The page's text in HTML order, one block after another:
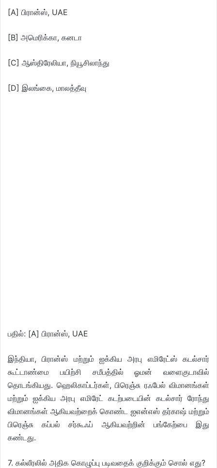
[A] பிரான்ஸ், UAE
[B] அமெரிக்கா, கனடா
[C] ஆஸ்திரேலியா, நியூசிலாந்து
[D] இலங்கை, மாலத்தீவு
பதில்: [A] பிரான்ஸ், UAE
இந்தியா, பிரான்ஸ் மற்றும் ஐக்கிய அரபு எமிரேட்ஸ் கடல்சார்
கூட்டாண்மை பயிற்சி சமீபத்தில் ஓமன் வளைகுடாவில்
தொடங்கியது. ஹெலிகாப்டர்கள், பிரெஞ்சு ரஃபேல் விமானங்கள்
மற்றும் ஐக்கிய அரபு எமிரேட் கடற்படையின் கடல்சார் ரோந்து
விமானங்கள் ஆகியவற்றைக் கொண்ட ஐஎன்எஸ் தர்காஷ் மற்றும்
பிரெஞ்சு கப்பல் சர்கூஃப் ஆகியவற்றின் பங்கேற்பை இது
கண்டது.
7. கல்லீரலில் அதிக கொழுப்பு படிவதைக் குறிக்கும் சொல் எது?